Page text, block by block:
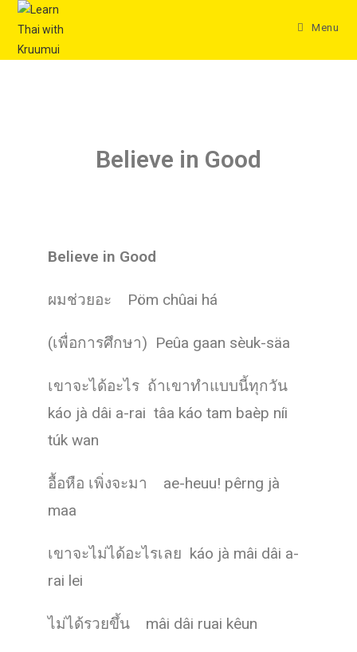
Menu
Believe in Good
Believe in Good
ผมช่วยอะ Pöm chûai há
(เพื่อการศึกษา) Peûa gaan sèuk-säa
เขาจะได้อะไร ถ้าเขาทำแบบนี้ทุกวัน
káo jà dâi a-rai tâa káo tam baèp níi
túk wan
อื้อหือ เพิ่งจะมา ae-heuu! pêrng jà
maa
เขาจะไม่ได้อะไรเลย káo jà mâi dâi a-
rai lei
ไม่ได้รวยขึ้น mâi dâi ruai kêun